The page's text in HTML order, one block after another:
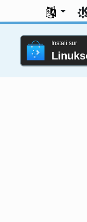
Elektu vian
Instali sur